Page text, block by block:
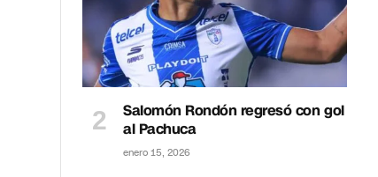
Salomón Rondón regresó con gol
al Pachuca
enero 15, 2026